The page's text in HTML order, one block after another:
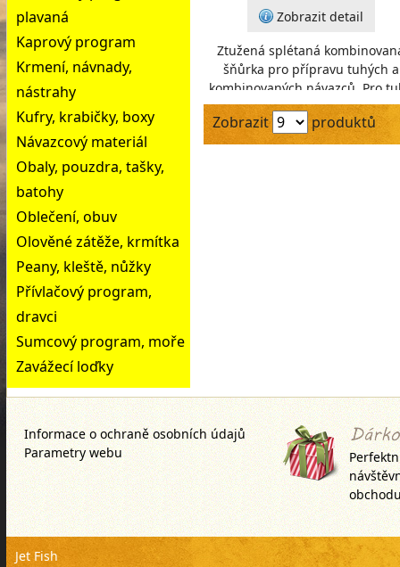
plavaná
Kaprový program
Krmení, návnady,
nástrahy
Kufry, krabičky, boxy
Návazcový materiál
Obaly, pouzdra, tašky,
batohy
Oblečení, obuv
Olověné zátěže, krmítka
Peany, kleště, nůžky
Přívlačový program,
dravci
Sumcový program, moře
Zavážecí loďky
Zobrazit detail
Ztužená splétaná
šňůrka pro přípravu tuhých a
kombinovaných návazců. Pro
návazce ponechte ztužený
povrch. Pro kombinované n
Zobrazit produktů
Informace o ochraně osobních údajů
Parametry webu
Jet Fish